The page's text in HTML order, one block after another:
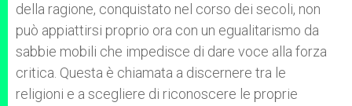
della ragione, conquistato nel corso dei secoli, non
può appiattirsi proprio ora con un egualitarismo da
sabbie mobili che impedisce di dare voce alla forza
critica. Questa è chiamata a discernere tra le
religioni e a scegliere di riconoscere le proprie